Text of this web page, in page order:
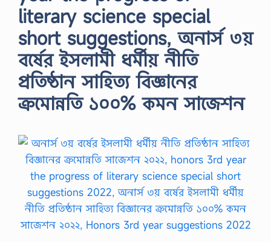
literary science special
short suggestions, অনার্স ৩য়
বর্ষের ইসলামী ধর্মীয় নীতি
প্রতিষ্ঠান সাহিত্য বিজ্ঞানের
ক্রমোন্নতি ১০০% কমন সাজেশন